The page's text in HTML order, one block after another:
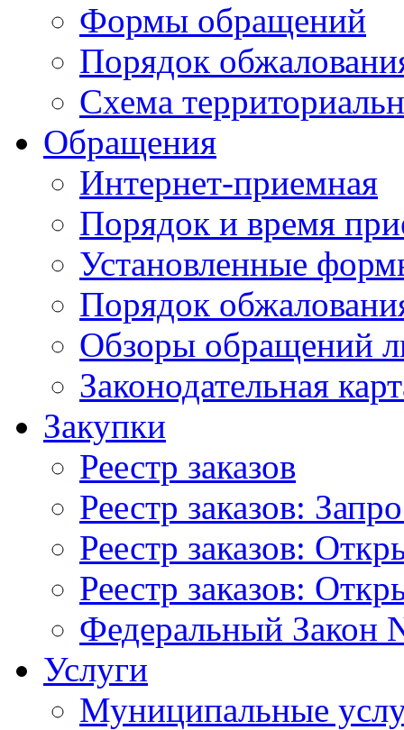
Формы обращений
Порядок
Схема
Обращения
Интернет-приемная
Порядок и время
Установленные
Порядок
Обзоры обращений
Законодательная
Закупки
Реестр заказов
Реестр заказов:
Реестр заказов:
Реестр заказов:
Федеральный Закон
Услуги
Муниципальные